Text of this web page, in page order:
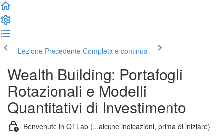
Lezione Precedente Completa e continua
Wealth Building: Portafogli
Rotazionali e Modelli
Quantitativi di Investimento
Benvenuto in QTLab (...alcune indicazioni, prima di iniziare)